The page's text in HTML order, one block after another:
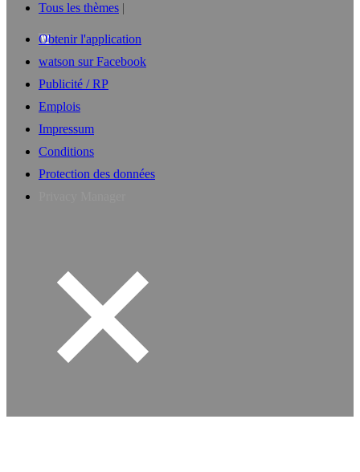
Tous les thèmes
Obtenir l'application
watson sur Facebook
Publicité / RP
Emplois
Impressum
Conditions
Protection des données